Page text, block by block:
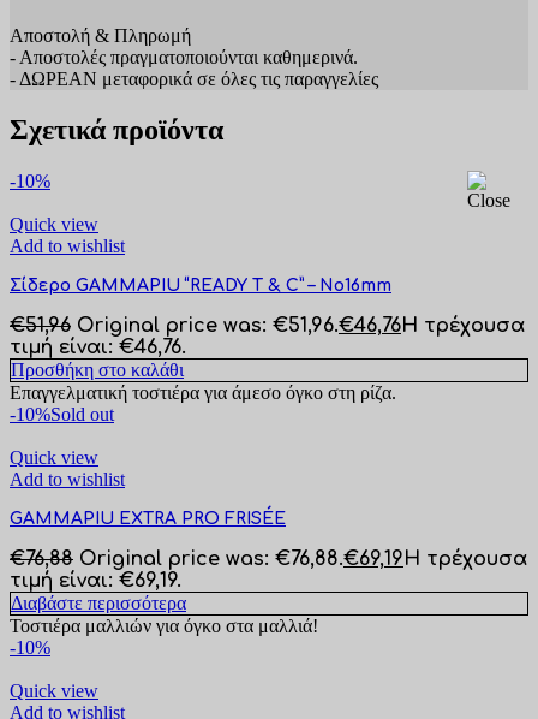
Αποστολή & Πληρωμή
- Αποστολές πραγματοποιούνται καθημερινά.
- ΔΩΡΕΑΝ μεταφορικά σε όλες τις παραγγελίες
Σχετικά προϊόντα
-10%
Quick view
Add to wishlist
Σίδερο GAMMAPIU “READY T & C” – No16mm
€51,96 Original price was: €51,96.€46,76Η τρέχουσα
τιμή είναι: €46,76.
Προσθήκη στο καλάθι
Επαγγελματική τοστιέρα για άμεσο όγκο στη ρίζα.
-10%Sold out
Quick view
Add to wishlist
GAMMAPIU EXTRA PRO FRISÉE
€76,88 Original price was: €76,88.€69,19Η τρέχουσα
τιμή είναι: €69,19.
Διαβάστε περισσότερα
Τοστιέρα μαλλιών για όγκο στα μαλλιά!
-10%
Quick view
Add to wishlist